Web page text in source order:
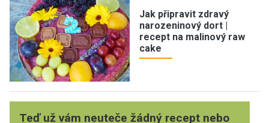
Jak připravit zdravý
narozeninový dort |
recept na malinový raw
cake
Teď už vám neuteče žádný recept nebo